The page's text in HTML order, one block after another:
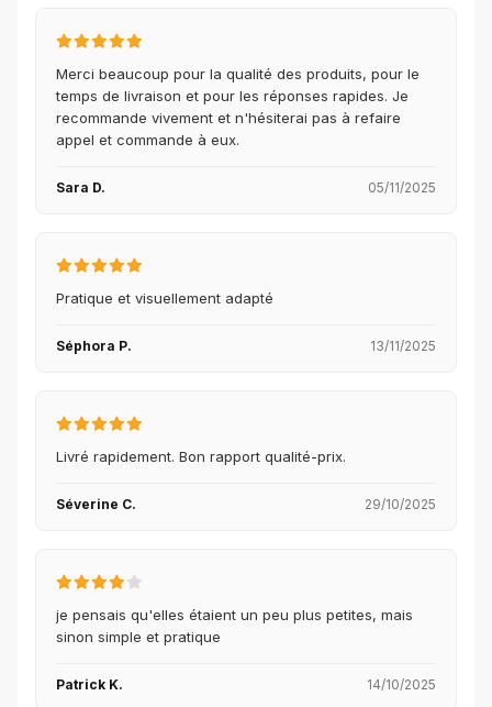
Merci beaucoup pour la qualité des produits, pour le
temps de livraison et pour les réponses rapides. Je
recommande vivement et n'hésiterai pas à refaire
appel et commande à eux.
Sara D. 05/11/2025
Pratique et visuellement adapté
Séphora P. 13/11/2025
Livré rapidement. Bon rapport qualité-prix.
Séverine C. 29/10/2025
je pensais qu'elles étaient un peu plus petites, mais
sinon simple et pratique
Patrick K. 14/10/2025